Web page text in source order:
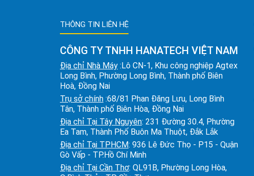
THÔNG TIN LIÊN HỆ
CÔNG TY TNHH HANATECH VIỆT NAM
Địa chỉ Nhà Máy :Lô CN-1, Khu công nghiệp Agtex
Long Bình, Phường Long Bình, Thành phố Biên
Hoà, Đồng Nai
Trụ sở chính :68/81 Phan Đăng Lưu, Long Bình
Tân, Thành phố Biên Hòa, Đồng Nai
Địa chỉ Tại Tây Nguyên: 231 Đường 30.4, Phường
Ea Tam, Thành Phố Buôn Ma Thuột, Đắk Lắk
Địa chỉ Tại TPHCM: 936 Lê Đức Thọ - P15 - Quận
Gò Vấp - TP.Hồ Chí Minh
Địa chỉ Tại Cần Thơ: QL91B, Phường Long Hòa,